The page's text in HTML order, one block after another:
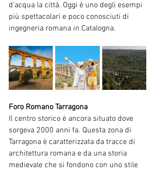
d'acqua la città. Oggi è uno degli esempi
più spettacolari e poco conosciuti di
ingegneria romana in Catalogna.
Foro Romano Tarragona
Il centro storico è ancora situato dove
sorgeva 2000 anni fa. Questa zona di
Tarragona è caratterizzata da tracce di
architettura romana e da una storia
medievale che si fondono con uno stile